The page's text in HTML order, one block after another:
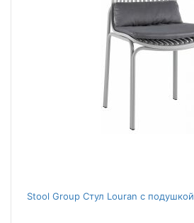
Stool Group Стул Louran с подушкой